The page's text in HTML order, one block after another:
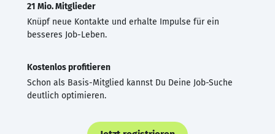
21 Mio. Mitglieder
Knüpf neue Kontakte und erhalte Impulse für ein
besseres Job-Leben.
Kostenlos profitieren
Schon als Basis-Mitglied kannst Du Deine Job-Suche
deutlich optimieren.